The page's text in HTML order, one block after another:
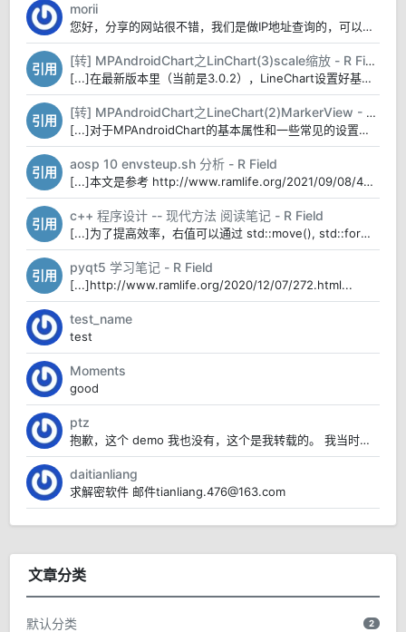
morii
您好，分享的网站很不错，我们是做IP地址查询的，可以在“判断线路类型“的位置增加一个我们的网站...
引用
[转] MPAndroidChart之LinChart(3)scale缩放 - R Field
[...]在最新版本里（当前是3.0.2），LineChart设置好基础属性后（如果基本设置和...
引用
[转] MPAndroidChart之LineChart(2)MarkerView - R Field
[...]对于MPAndroidChart的基本属性和一些常见的设置前面的一篇博客MPAndr...
引用
aosp 10 envsteup.sh 分析 - R Field
[...]本文是参考 http://www.ramlife.org/2021/09/08/40...
引用
c++ 程序设计 -- 现代方法 阅读笔记 - R Field
[...]为了提高效率，右值可以通过 std::move(), std::forward() ...
引用
pyqt5 学习笔记 - R Field
[...]http://www.ramlife.org/2020/12/07/272.html...
test_name
test
Moments
good
ptz
抱歉，这个 demo 我也没有，这个是我转载的。 我当时也面临需要安装这个软件的情况。但是没有...
daitianliang
求解密软件 邮件tianliang.476@163.com
文章分类
默认分类 2